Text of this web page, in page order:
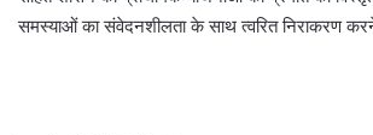
समस्याओं का संवेदनशीलता के साथ त्वरित निराकरण